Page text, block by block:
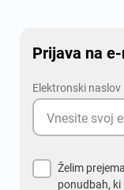
Prijava na
Elektronski naslov
Želim
ponudbah,